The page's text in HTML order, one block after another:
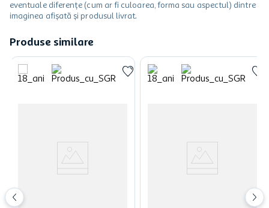
eventuale diferențe (cum ar fi culoarea, forma sau aspectul) dintre
imaginea afișată și produsul livrat.
Produse similare